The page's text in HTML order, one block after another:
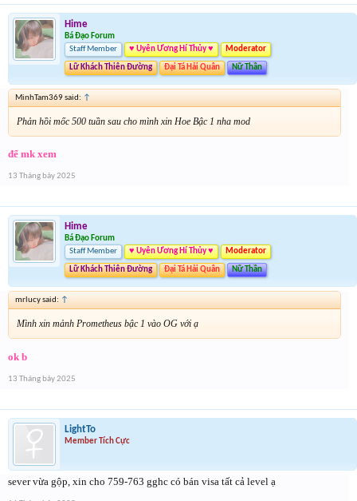
Hime
Bá Đạo Forum
Staff Member
♥ Uyên Ương Hí Thủy ♥ Moderator
Lữ Khách Thiên Đường Đại Tá Hải Quân Nữ Thần
MinhTam369 said: ↑
Phản hồi mốc 500 tuần sau cho mình xin Hoe Bậc 1 nha mod
để mk xem
13 Tháng bảy 2025
Hime
Bá Đạo Forum
Staff Member
♥ Uyên Ương Hí Thủy ♥ Moderator
Lữ Khách Thiên Đường Đại Tá Hải Quân Nữ Thần
mrlucy said: ↑
Mình xin mảnh Prometheus bậc 1 vào OG với ạ
ok b
13 Tháng bảy 2025
LightTo
Member Tích Cực
sever vừa gộp, xin cho 759-763 gghc có bán visa tất cả level ạ